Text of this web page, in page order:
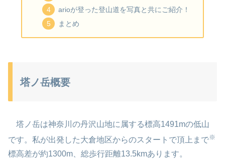
arioが登った登山道を写真と共にご紹介！
まとめ
塔ノ岳概要
塔ノ岳は神奈川の丹沢山地に属する標高1491mの低山
です。私が出発した大倉地区からのスタートで頂上まで※
標高差が約1300m、総歩行距離13.5kmあります。